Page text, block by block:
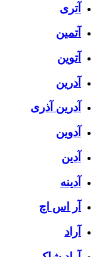
آتری
آتمین
آتوین
آدرین
آدرین آذری
آدوین
آدین
آدینه
آر اس اچ
آراد